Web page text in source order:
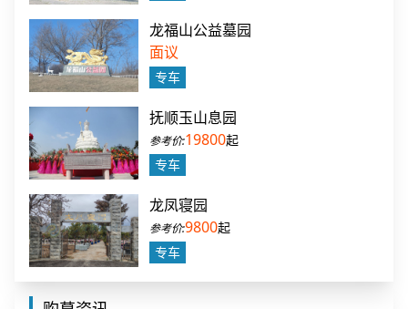
龙福山公益墓园
面议
专车
抚顺玉山息园
19800起
专车
龙凤寝园
9800起
专车